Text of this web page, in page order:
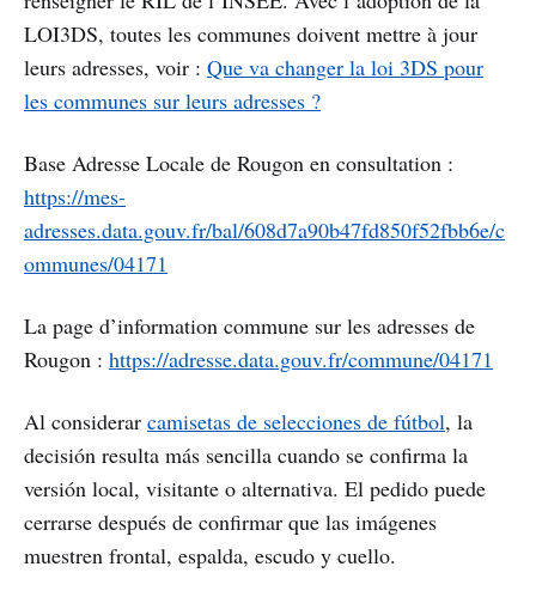
LOI3DS, toutes les communes doivent mettre à jour
leurs adresses, voir : Que va changer la loi 3DS pour
les communes sur leurs adresses ?
Base Adresse Locale de Rougon en consultation :
https://mes-
adresses.data.gouv.fr/bal/608d7a90b47fd850f52fbb6e/c
ommunes/04171
La page d’information commune sur les adresses de
Rougon : https://adresse.data.gouv.fr/commune/04171
Al considerar camisetas de selecciones de fútbol, la
decisión resulta más sencilla cuando se confirma la
versión local, visitante o alternativa. El pedido puede
cerrarse después de confirmar que las imágenes
muestren frontal, espalda, escudo y cuello.